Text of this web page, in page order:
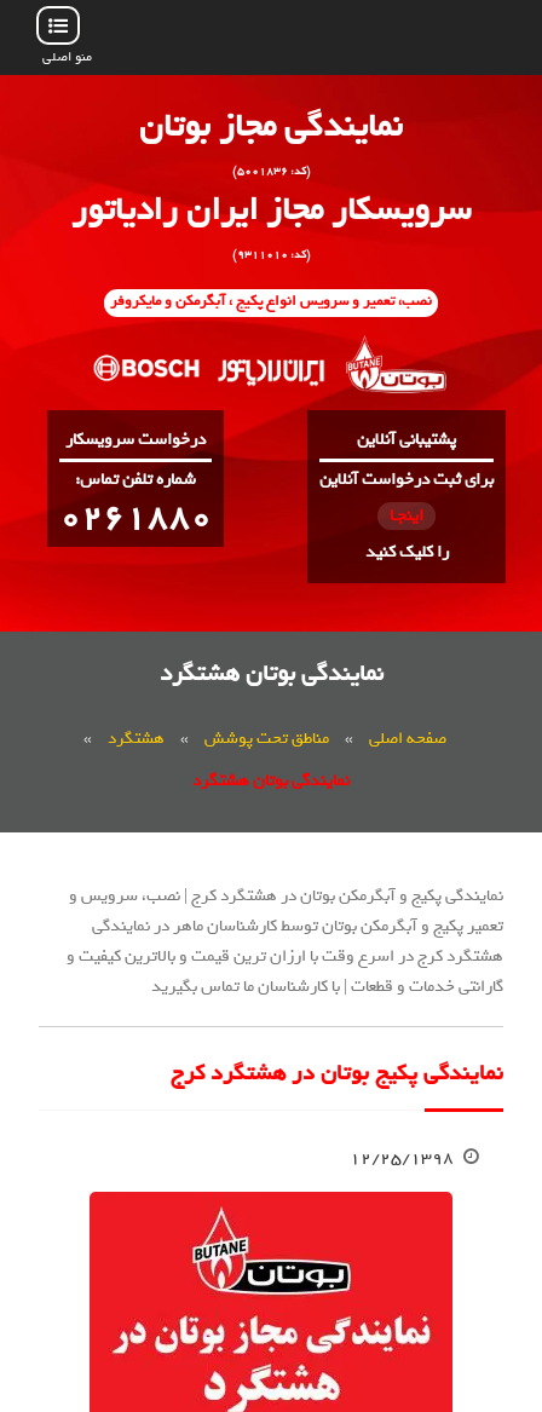
منو اصلی
نمایندگی مجاز بوتان
(کد: ۵۰۰۱۸۳۶)
سرویسکار مجاز ایران رادیاتور
(کد: ۹۳۱۱۰۱۰)
نصب، تعمیر و سرویس انواع پکیج ، آبگرمکن و مایکروفر
پشتیبانی آنلاین
برای ثبت درخواست آنلاین
اینجـا
را کلیک کنید
درخواست سرویسکار
:شماره تلفن تماس
0261880
نمایندگی بوتان هشتگرد
صفحه اصلی » مناطق تحت پوشش » هشتگرد
»
نمایندگی بوتان هشتگرد
نمایندگی پکیج و آبگرمکن بوتان در هشتگرد کرج | نصب، سرویس و
تعمیر پکیج و آبگرمکن بوتان توسط کارشناسان ماهر در نمایندگی
هشتگرد کرج در اسرع وقت با ارزان ترین قیمت و بالاترین کیفیت و
گارانتی خدمات و قطعات | با کارشناسان ما تماس بگیرید
نمایندگی پکیج بوتان در هشتگرد کرج
۱۲/۲۵/۱۳۹۸